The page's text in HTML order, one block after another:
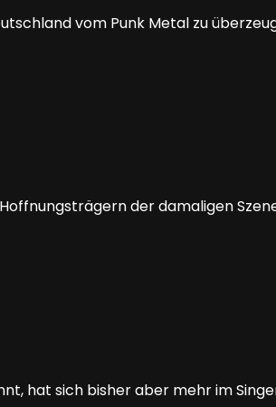
vom Punk Metal zu
der damaligen
hat sich bisher aber mehr im